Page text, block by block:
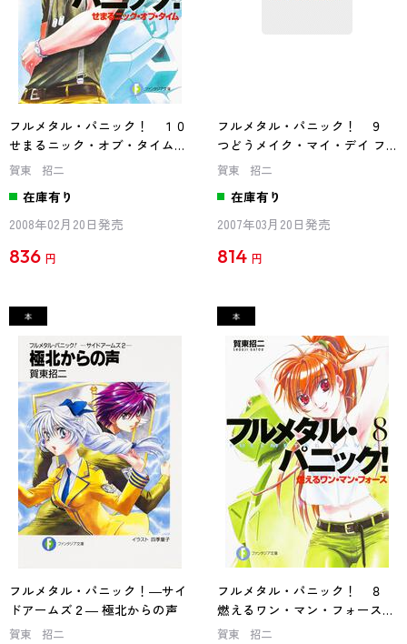
フルメタル・パニック！ １０
せまるニック・オブ・タイム
フルメタル・パニック！
賀東 招二
在庫有り
2008年02月20日発売
836 円
フルメタル・パニック！ ９
つどうメイク・マイ・デイ フ
ルメタル・パニック！
賀東 招二
在庫有り
2007年03月20日発売
814 円
フルメタル・パニック！―サイ
ドアームズ２― 極北からの声
賀東 招二
フルメタル・パニック！ ８
燃えるワン・マン・フォース
フルメタル・パニック！
賀東 招二